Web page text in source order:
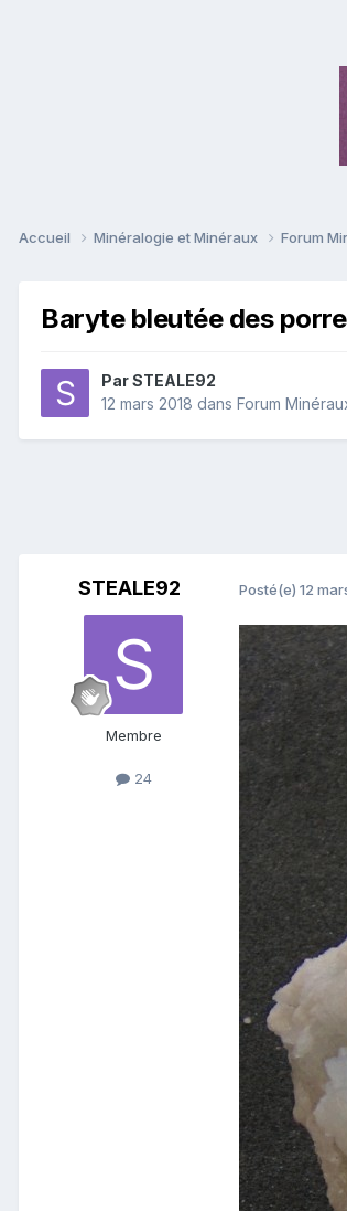
Accueil Minéralogie et Minéraux Forum
Baryte bleutée des
ParSTEALE92
12 mars 2018 dans Forum
STEALE92
Membre
24
Posté(e) 12